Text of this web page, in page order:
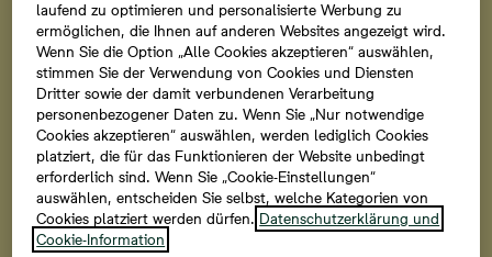
Richtspruch haben Sie die Möglichkeit, ausgewählte
Häuser im Rohbau zu besichtigen und den aktuellen
Fortschritt aus nächster Nähe zu erleben. In
entspannter Atmosphäre beantworten wir gerne Ihre
Fragen rund um die Häuser, den weiteren Ablauf oder
die Finanzierung. Wir freuen uns auf Ihren Besuch.
Zur Anmeldung
laufend zu optimieren und personalisierte Werbung zu
ermöglichen, die Ihnen auf anderen Websites angezeigt wird.
Wenn Sie die Option „Alle Cookies akzeptieren“ auswählen,
stimmen Sie der Verwendung von Cookies und Diensten
Dritter sowie der damit verbundenen Verarbeitung
personenbezogener Daten zu. Wenn Sie „Nur notwendige
Cookies akzeptieren“ auswählen, werden lediglich Cookies
platziert, die für das Funktionieren der Website unbedingt
erforderlich sind. Wenn Sie „Cookie-Einstellungen“
auswählen, entscheiden Sie selbst, welche Kategorien von
Cookies platziert werden dürfen. Datenschutzerklärung und
Cookie-Information